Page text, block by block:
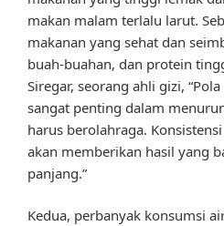
makan malam terlalu larut.
makanan yang sehat dan
buah-buahan, dan protein
Siregar, seorang ahli gizi,
sangat penting dalam
harus berolahraga.
akan memberikan hasil yang
panjang.”
Kedua, perbanyak konsumsi